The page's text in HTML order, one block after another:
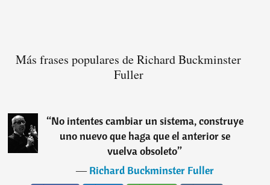
Más frases populares de Richard Buckminster
Fuller
“No intentes cambiar un sistema, construye
uno nuevo que haga que el anterior se
vuelva obsoleto”
―Richard Buckminster Fuller